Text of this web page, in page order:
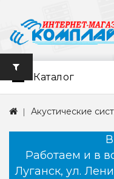
Каталог
Акустические
Работаем и в
Луганск, ул.